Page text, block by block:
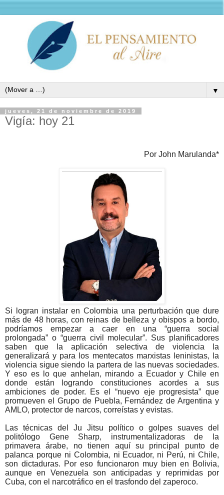
▼
jueves, 21 de noviembre de 2019
Vigía: hoy 21
Por John Marulanda*
Si logran instalar en Colombia una perturbación que dure
más de 48 horas, con reinas de belleza y obispos a bordo,
podríamos empezar a caer en una “guerra social
prolongada” o “guerra civil molecular”. Sus planificadores
saben que la aplicación selectiva de violencia la
generalizará y para los mentecatos marxistas leninistas, la
violencia sigue siendo la partera de las nuevas sociedades.
Y eso es lo que anhelan, mirando a Ecuador y Chile en
donde están logrando constituciones acordes a sus
ambiciones de poder. Es el “nuevo eje progresista” que
promueven el Grupo de Puebla, Fernández de Argentina y
AMLO, protector de narcos, correístas y evistas.
Las técnicas del Ju Jitsu político o golpes suaves del
politólogo Gene Sharp, instrumentalizadoras de la
primavera árabe, no tienen aquí su principal punto de
palanca porque ni Colombia, ni Ecuador, ni Perú, ni Chile,
son dictaduras. Por eso funcionaron muy bien en Bolivia,
aunque en Venezuela son anticipadas y reprimidas por
Cuba, con el narcotráfico en el trasfondo del zaperoco.